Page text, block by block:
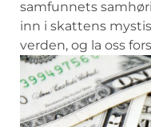
samfunnets‍
inn ​i skattens
verden,⁣ og la oss